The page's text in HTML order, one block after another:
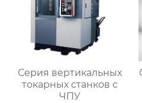
Серия вертикальных
токарных станков с
ЧПУ